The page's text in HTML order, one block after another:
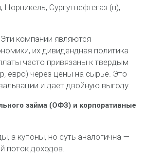
Норникель, Сургутнефтегаз (п),
компании являются
их дивидендная политика
часто привязаны к твердым
евро) через цены на сырье. Это
и дает двойную выгоду.
займа (ОФЗ) и корпоративные
а купоны, но суть аналогична —
поток доходов.